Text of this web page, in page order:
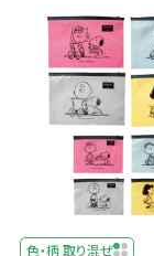
色・柄 取り混ぜ